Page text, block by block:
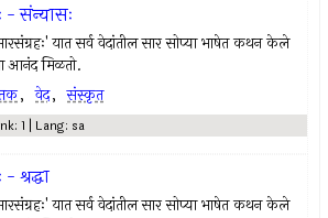
- संन्यासः
यात सर्व वेदांतील सार सोप्या भाषेत कथन केले
आनंद मिळतो.
, वेद, संस्कृत
1 | Lang: sa
श्रद्धा
यात सर्व वेदांतील सार सोप्या भाषेत कथन केले